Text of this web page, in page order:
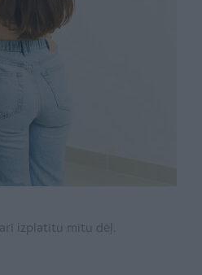
izplatītu mītu dēļ.